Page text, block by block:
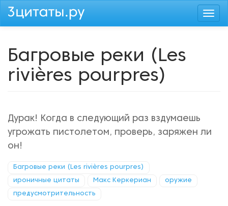
Перейти
Багровые реки (Les
rivières pourpres)
Дурак! Когда в следующий раз вздумаешь
угрожать пистолетом, проверь, заряжен ли
он!
Багровые реки (Les rivières pourpres)
ироничные цитаты Макс Керкериан оружие
предусмотрительность